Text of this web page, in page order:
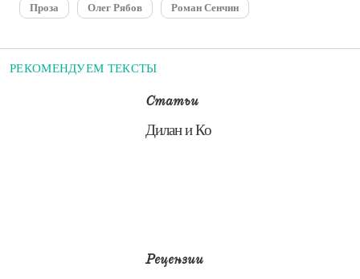
Проза Олег Рябов Роман Сенчин
РЕКОМЕНДУЕМ ТЕКСТЫ
Статьи
​Дилан и Ко
Рецензии